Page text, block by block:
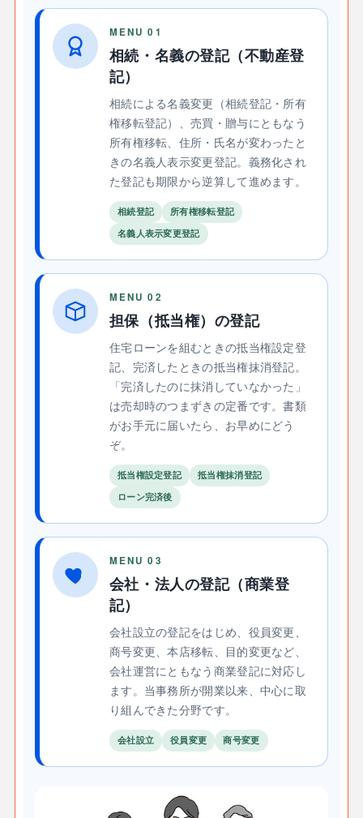
MENU 01
相続・名義の登記（不動産登
記）
相続による名義変更（相続登記・所有
権移転登記）、売買・贈与にともなう
所有権移転、住所・氏名が変わったと
きの名義人表示変更登記。義務化され
た登記も期限から逆算して進めます。
相続登記
所有権移転登記
名義人表示変更登記
MENU 02
担保（抵当権）の登記
住宅ローンを組むときの抵当権設定登
記、完済したときの抵当権抹消登記。
「完済したのに抹消していなかった」
は売却時のつまずきの定番です。書類
がお手元に届いたら、お早めにどう
ぞ。
抵当権設定登記
抵当権抹消登記
ローン完済後
MENU 03
会社・法人の登記（商業登
記）
会社設立の登記をはじめ、役員変更、
商号変更、本店移転、目的変更など、
会社運営にともなう商業登記に対応し
ます。当事務所が開業以来、中心に取
り組んできた分野です。
会社設立 役員変更 商号変更